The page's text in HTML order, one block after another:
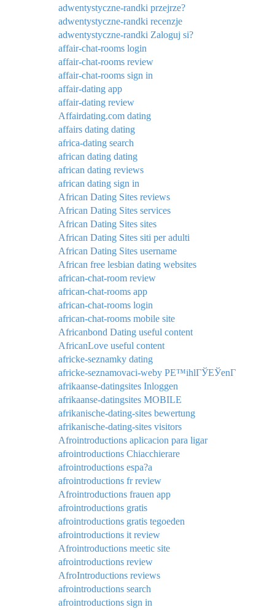
adwentystyczne-randki przejrze?
adwentystyczne-randki recenzje
adwentystyczne-randki Zaloguj si?
affair-chat-rooms login
affair-chat-rooms review
affair-chat-rooms sign in
affair-dating app
affair-dating review
Affairdating.com dating
affairs dating dating
africa-dating search
african dating dating
african dating reviews
african dating sign in
African Dating Sites reviews
African Dating Sites services
African Dating Sites sites
African Dating Sites siti per adulti
African Dating Sites username
African free lesbian dating websites
african-chat-room review
african-chat-rooms app
african-chat-rooms login
african-chat-rooms mobile site
Africanbond Dating useful content
AfricanLove useful content
africke-seznamky dating
africke-seznamovaci-weby PЕ™ihlГЎЕЎenГ­
afrikaanse-datingsites Inloggen
afrikaanse-datingsites MOBILE
afrikanische-dating-sites bewertung
afrikanische-dating-sites visitors
Afrointroductions aplicacion para ligar
afrointroductions Chiacchierare
afrointroductions espa?a
afrointroductions fr review
Afrointroductions frauen app
afrointroductions gratis
afrointroductions gratis tegoeden
afrointroductions it review
Afrointroductions meetic site
afrointroductions review
AfroIntroductions reviews
afrointroductions search
afrointroductions sign in